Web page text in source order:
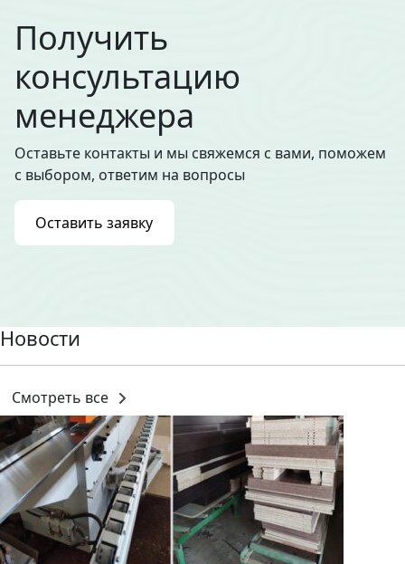
Получить
консультацию
менеджера
Оставьте контакты и мы свяжемся с вами, поможем
с выбором, ответим на вопросы
Оставить заявку
Новости
Смотреть все